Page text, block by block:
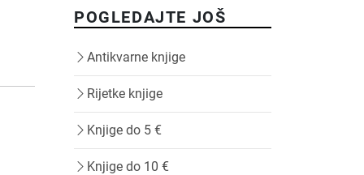
POGLEDAJTE JOŠ
Antikvarne knjige
Rijetke knjige
Knjige do 5 €
Knjige do 10 €